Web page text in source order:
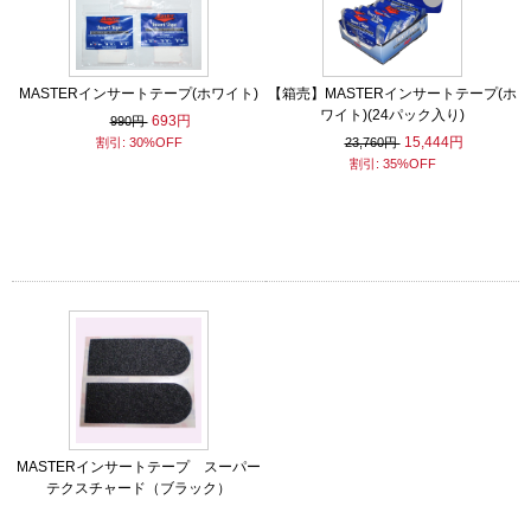
MASTERインサートテープ(ホワイト)
990円 693円
割引: 30%OFF
【箱売】MASTERインサートテープ(ホ
ワイト)(24パック入り)
23,760円 15,444円
割引: 35%OFF
MASTERインサートテープ スーパー
テクスチャード（ブラック）